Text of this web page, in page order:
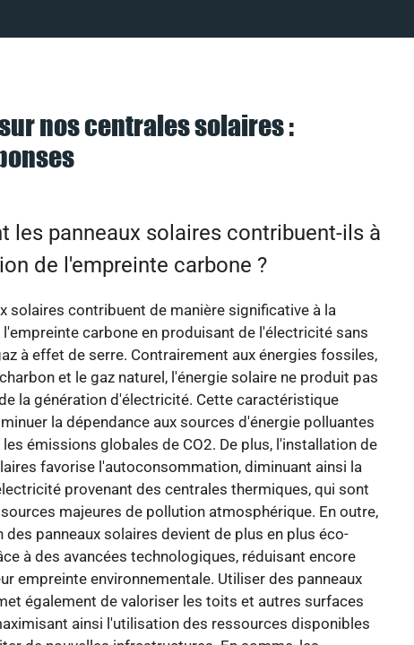
nos centrales solaires :
les panneaux solaires contribuent-ils à
de l'empreinte carbone ?
solaires contribuent de manière significative à la
carbone en produisant de l'électricité sans
à effet de serre. Contrairement aux énergies fossiles,
et le gaz naturel, l'énergie solaire ne produit pas
la génération d'électricité. Cette caractéristique
la dépendance aux sources d'énergie polluantes
émissions globales de CO2. De plus, l'installation de
favorise l'autoconsommation, diminuant ainsi la
provenant des centrales thermiques, qui sont
majeures de pollution atmosphérique. En outre,
des panneaux solaires devient de plus en plus éco-
à des avancées technologiques, réduisant encore
empreinte environnementale. Utiliser des panneaux
également de valoriser les toits et autres surfaces
ainsi l'utilisation des ressources disponibles